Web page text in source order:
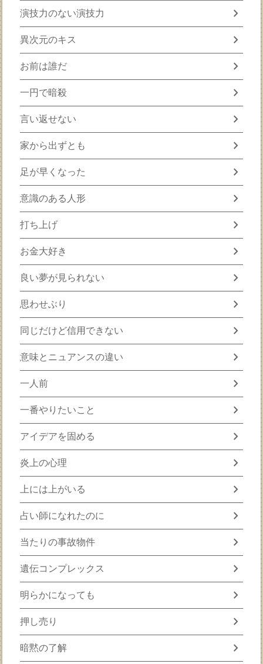
演技力のない演技力 chevron_right
異次元のキス chevron_right
お前は誰だ chevron_right
一円で暗殺 chevron_right
言い返せない chevron_right
家から出ずとも chevron_right
足が早くなった chevron_right
意識のある人形 chevron_right
打ち上げ chevron_right
お金大好き chevron_right
良い夢が見られない chevron_right
思わせぶり chevron_right
同じだけど信用できない chevron_right
意味とニュアンスの違い chevron_right
一人前 chevron_right
一番やりたいこと chevron_right
アイデアを固める chevron_right
炎上の心理 chevron_right
上には上がいる chevron_right
占い師になれたのに chevron_right
当たりの事故物件 chevron_right
遺伝コンプレックス chevron_right
明らかになっても chevron_right
押し売り chevron_right
暗黙の了解 chevron_right